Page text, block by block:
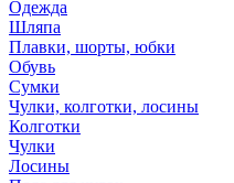
Одежда
Шляпа
Плавки, шорты, юбки
Обувь
Сумки
Чулки, колготки, лосины
Колготки
Чулки
Лосины